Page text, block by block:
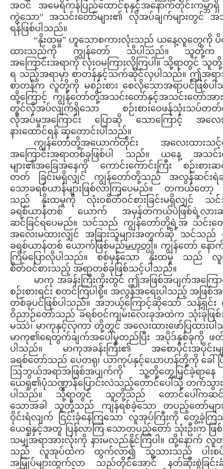
အဝင် အမေရိကန်ပြည်ထောင်စုနှင့်အနောက်တိုင်းကမ္ဘာရှိ
ကွဲသော” အသင်းတော်များ၏ လိုအပ်ချက်များတွင် အ
ရန်ဖြစ်ပါသည်။
“နိုးထမှု” ဟူသောစကားလုံးသည် ယနေ့လူတွေကို
ထားသည်ကို ကျွန်တော် သိပါသည်။ သူတို့
အကြောင်းအရာကို လုံးဝမကြားလိုကြပါ။ သို့ရာတွင် သူတို့
ရ သည့်အရာမှာ စာတန်နှင့်သက်ဆိုင်လှပါသည်။ ဤအရ
စာတန်က လူတို့ကို မစဉ်းစား စေလိုသောအရာပင်ဖြစ်ပ
ထို့ကြောင့် ကျွန်တော်တို့အသင်းတော်နှင့်အသင်းတော်အာ
တွင်လိုအပ်လျက်ရှိသော စဉ်းစားဝေဖန်သုံးသပ်တတ်
လိုအပ်မှုအကြောင်း ပြောဆို သောကြောင့် အလေး
နားထောင်ရန် ဆုတောင်းပါသည်။
ကျွန်တော်တို့အယောက်တိုင်း အလေးထားသင့်
အကြောင်းအရာတစ်ခုဖြစ်ပါ သည်။ ယနေ့ အသင်း
များ၏အခြေအနေကို ကောင်းကောင်းကြီး စဉ်းစားဆ
တတ် ခြင်းမရှိလျှင် ကျွန်တော်တို့သည် အလွန်ဆင်းရဲ
သောခရစ်ယာန်များဖြစ်လာကြပေမည်။ တကယ်တေ
သည် နိုးထမှုကို လုံးဝစိတ်ဝင်စားခြင်းမရှိလျှင် သ
ခရစ်ယာန်တစ် ယောက် အမှန်တကယ်ပဲဖြစ်ရဲ့လား
ဆင်ခြင်ရပေမည်။ သင်သည် ကျွန်တော်တို့ရဲ့အ သင်းတ
အလေးမထားလျှင် အခြားသူများအတွက်ဆို သင်သည်
ခရစ်ယာန်တစ် ယောက်ဖြစ်မည်မဟုတ ပါ။ ကျွန်တော် နေ
ကြိမ်ပြောလိုပါသည်။ စစ်မှန်သော နိုးထမှု သည် လူ
စိတ်ဝင်စားသည့် အရာတစ်ခုဖြစ်သင့်ပါသည်။
မာကု အခန်းကြီးကိုးတွင် ဤအဖြစ်အပျက်အကြေ
စဉ်းစားရင်း စတင်ကြပါစို့။ အလွန်အရေးပါသည့် အဖြစ်
တစ်ခုပင်ဖြစ်ပါသည်။ အဘယ့်ကြောင့်ဆိုသော် သန့်ရှင်း
ဝိညာဉ်တော်သည် ခရစ်ဝင်ကျမ်းလေးခုအထဲက သုံးခုဖြ
မဿဲ၊ မာကုနှင့်လုကာ တို့တွင် အလေးထားဖော်ပြထားပ
မာကု၏ရေတွက်ချက်အပေါ်မူတည်ပြီး အပိုဒ်နှစ်ခုကို ဖ
ပါသည်။ မာကုအခန်းကြီး၏ အစောပိုင်းအပိုင်းမျ
ခရစ်တော်သည် ပေတရု၊ ယာကုပ်နှင့်ယောဟန်တို့ကို ခေါ်ပ
ဩဘွယ်အရာအဖြစ်အပျက်ကို သူ့တို့တွေ့မြင်ခဲ့ရာန
ယေရှု၏ပုံသဏ္ဍာန်ပြောင်းလဲသည့်တောင်ပေါ်သို့ တက်သွာ
ပါသည်။ သို့ရာတွင် သူတို့သည် တောင်ပေါ်ကဆင်
သောအခါ သူတို့သည် ကျန်ရစ်ခဲ့သော တပည့်တော်မျ
ဝိုင်းရံလျက် ငြင်းခုံနေကြသော လူအုပ်ကြီးကို တွေ့ခဲ့က
ယေရှုနှင့်အတူ ပြန်လာကြ သောတပည့်တော် သုံးဦးက ဖြ
သမျှအရာအားလုံးကို နားမလည်နိုင်ကြပါ။ ထို့နောက် လူ
သည် လူအုပ်ထဲက ထွက်လာ၍ သူ့သားသည် ပါးစ
အမြှုပ်များထွက်လာ သည်တိုင်အောင် နတ်ဆိုးစွဲခြင်းခံ